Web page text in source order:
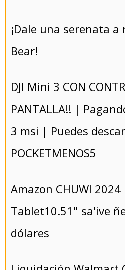
¡Dale una serenata
Bear!
DJI Mini 3 CON
PANTALLA!! |
3 msi | Puedes
POCKETMENOS5
Amazon CHUWI 2024
Tablet10.51" sa'ive
dólares